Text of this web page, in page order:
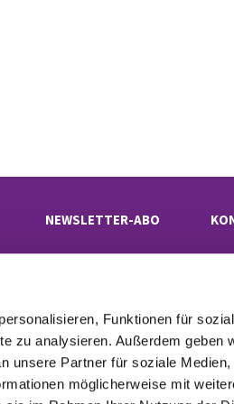
Funktionen für
zu analysieren. Außerdem geben
unsere Partner für soziale Medien,
möglicherweise mit
NEWSLETTER-ABO
9 B, 12053 Berlin
neukoelln.de